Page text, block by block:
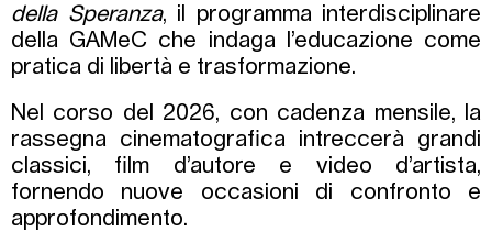
della Speranza, il programma interdisciplinare
della GAMeC che indaga l’educazione come
pratica di libertà e trasformazione.
Nel corso del 2026, con cadenza mensile, la
rassegna cinematografica intreccerà grandi
classici, film d’autore e video d’artista,
fornendo nuove occasioni di confronto e
approfondimento.